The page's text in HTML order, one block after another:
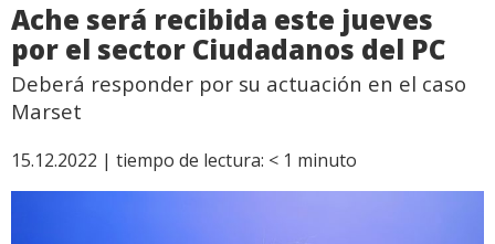
Ache será recibida este jueves
por el sector Ciudadanos del PC
Deberá responder por su actuación en el caso
Marset
15.12.2022 | tiempo de lectura: < 1 minuto